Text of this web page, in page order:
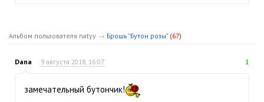
Альбом пользователя natyy → Брошь "Бутон розы" (67)
Dana 9 августа 2018, 16:07 1
замечательный бутончик!